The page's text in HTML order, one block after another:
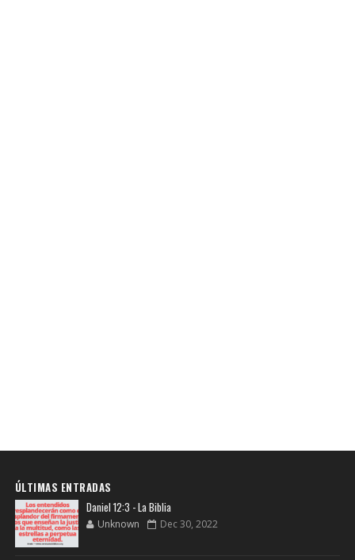
ÚLTIMAS ENTRADAS
Daniel 12:3 - La Biblia
Unknown Dec 30, 2022